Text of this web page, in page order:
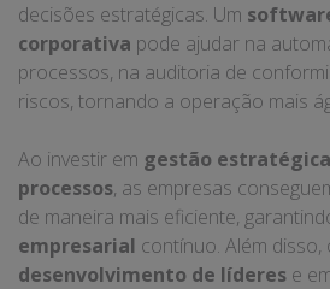
decisões estratégicas. Um
corporativa pode ajudar na
processos, na auditoria de
riscos, tornando a operação mais
Ao investir em gestão estratégica
processos, as empresas
de maneira mais eficiente,
empresarial contínuo. Além
desenvolvimento de líderes e